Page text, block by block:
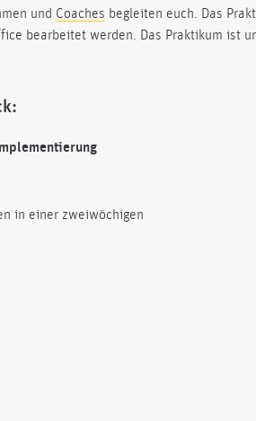
und Coaches begleiten euch. Das
bearbeitet werden. Das Praktikum ist
in einer zweiwöchigen